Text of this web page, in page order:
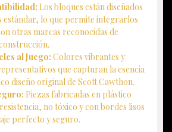
Los bloques están diseñados
estándar, lo que permite integrarlos
otras marcas reconocidas de
al Juego: Colores vibrantes y
que capturan la esencia
diseño original de Scott Cawthon.
Piezas fabricadas en plástico
no tóxico y con bordes lisos
perfecto y seguro.